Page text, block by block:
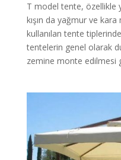
T model tente, özellikle
kışın da yağmur ve
kullanılan tente
tentelerin genel olarak
zemine monte edilmesi